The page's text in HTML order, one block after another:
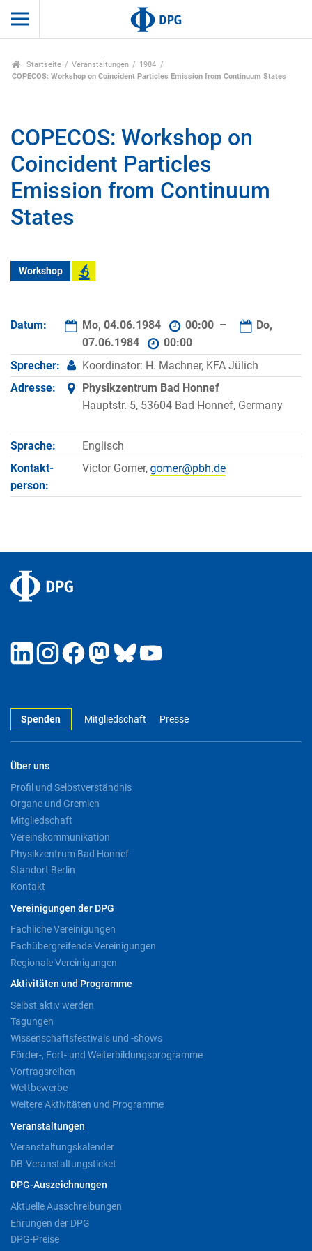
Startseite Veranstaltungen
1984
COPECOS: Workshop on Coincident Particles Emission from Continuum States
COPECOS: Workshop on
Coincident Particles
Emission from Continuum
States
Workshop
Datum: Mo, 04.06.1984 00:00 –
Do,
07.06.1984
00:00
Sprecher:
Koordinator: H. Machner, KFA Jülich
Adresse:
Physikzentrum Bad Honnef
Hauptstr. 5, 53604 Bad Honnef, Germany
Sprache:
Englisch
Kontakt­
person:
Victor Gomer,
Spenden Mitgliedschaft Presse
Über uns
Profil und Selbstverständnis
Organe und Gremien
Mitgliedschaft
Vereinskommunikation
Physikzentrum Bad Honnef
Standort Berlin
Kontakt
Vereinigungen der DPG
Fachliche Vereinigungen
Fachübergreifende Vereinigungen
Regionale Vereinigungen
Aktivitäten und Programme
Selbst aktiv werden
Tagungen
Wissenschaftsfestivals und -shows
Förder-, Fort- und Weiterbildungsprogramme
Vortragsreihen
Wettbewerbe
Weitere Aktivitäten und Programme
Veranstaltungen
Veranstaltungskalender
DB-Veranstaltungsticket
DPG-Auszeichnungen
Aktuelle Ausschreibungen
Ehrungen der DPG
DPG-Preise